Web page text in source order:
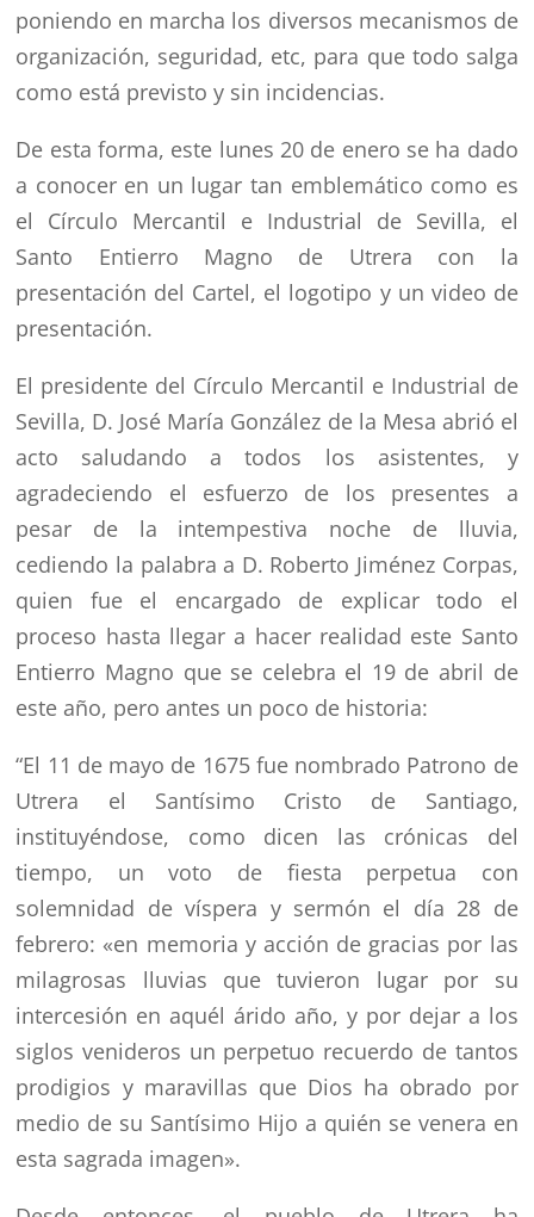
poniendo en marcha los diversos mecanismos de
organización, seguridad, etc, para que todo salga
como está previsto y sin incidencias.
De esta forma, este lunes 20 de enero se ha dado
a conocer en un lugar tan emblemático como es
el Círculo Mercantil e Industrial de Sevilla, el
Santo Entierro Magno de Utrera con la
presentación del Cartel, el logotipo y un video de
presentación.
El presidente del Círculo Mercantil e Industrial de
Sevilla, D. José María González de la Mesa abrió el
acto saludando a todos los asistentes, y
agradeciendo el esfuerzo de los presentes a
pesar de la intempestiva noche de lluvia,
cediendo la palabra a D. Roberto Jiménez Corpas,
quien fue el encargado de explicar todo el
proceso hasta llegar a hacer realidad este Santo
Entierro Magno que se celebra el 19 de abril de
este año, pero antes un poco de historia:
“El 11 de mayo de 1675 fue nombrado Patrono de
Utrera el Santísimo Cristo de Santiago,
instituyéndose, como dicen las crónicas del
tiempo, un voto de fiesta perpetua con
solemnidad de víspera y sermón el día 28 de
febrero: «en memoria y acción de gracias por las
milagrosas lluvias que tuvieron lugar por su
intercesión en aquél árido año, y por dejar a los
siglos venideros un perpetuo recuerdo de tantos
prodigios y maravillas que Dios ha obrado por
medio de su Santísimo Hijo a quién se venera en
esta sagrada imagen».